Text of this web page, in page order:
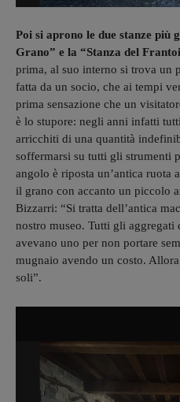
Poi si aprono le due stanze più
Grano” e la “Stanza del
prima, al suo interno si trova un
fatta da un socio, che ai tempi
prima sensazione che un
è lo stupore: negli anni infatti
arricchiti di una quantità
soffermarsi su tutti gli strumenti
angolo è riposta un’antica ruota
il grano con accanto un piccolo
Bizzarri: “Si tratta dell’antica
nostro museo. Tutti gli
avevano uno per non portare
mugnaio avendo un costo.
soli”.